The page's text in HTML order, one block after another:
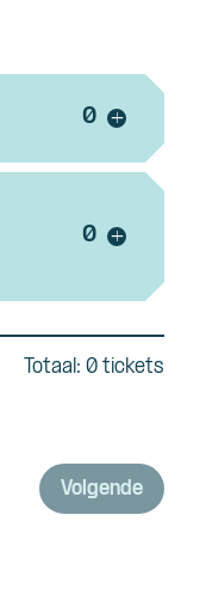
+Voeg
+Voeg
Totaal: 0 tickets
Volgende